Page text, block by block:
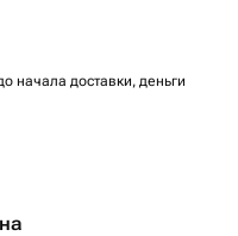
начала доставки, деньги